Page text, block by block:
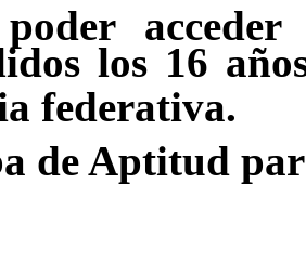
los 16
federativa.
de Aptitud